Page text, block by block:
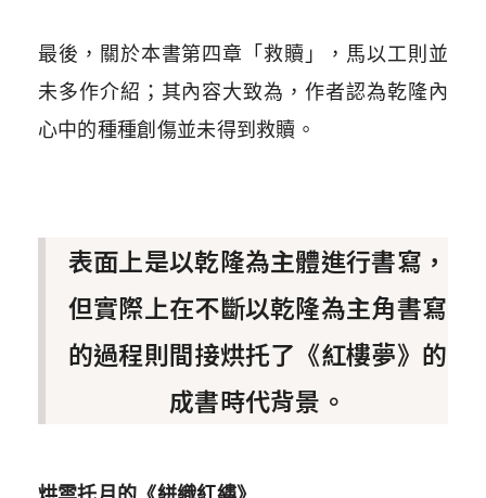
最後，關於本書第四章「救贖」，馬以工則並
未多作介紹；其內容大致為，作者認為乾隆內
心中的種種創傷並未得到救贖。
表面上是以乾隆為主體進行書寫，
但實際上在不斷以乾隆為主角書寫
的過程則間接烘托了《紅樓夢》的
成書時代背景。